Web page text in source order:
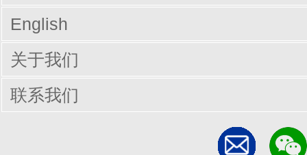
English
关于我们
联系我们